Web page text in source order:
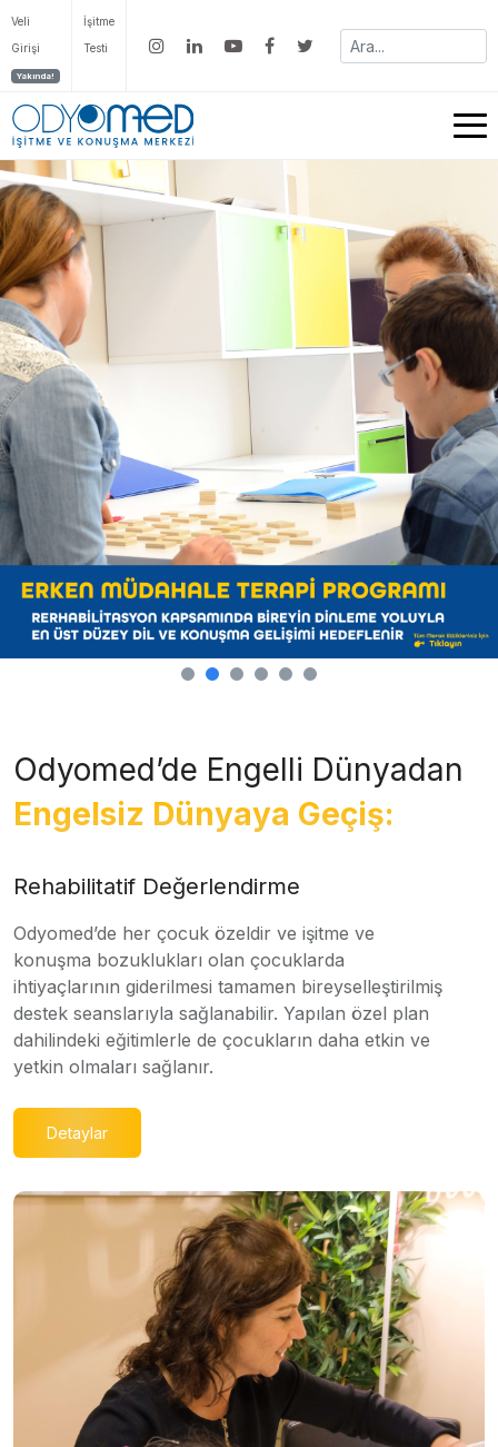
Veli
Girişi
Yakında!
İşitme
Testi
Odyomed’de Engelli Dünyadan
Engelsiz Dünyaya Geçiş:
Rehabilitatif Değerlendirme
Odyomed’de her çocuk özeldir ve işitme ve
konuşma bozuklukları olan çocuklarda
ihtiyaçlarının giderilmesi tamamen bireyselleştirilmiş
destek seanslarıyla sağlanabilir. Yapılan özel plan
dahilindeki eğitimlerle de çocukların daha etkin ve
yetkin olmaları sağlanır.
Detaylar